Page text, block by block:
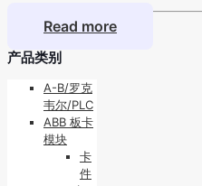
Read more
产品类别
A-B/罗克
韦尔/PLC
ABB 板卡
模块
卡
件